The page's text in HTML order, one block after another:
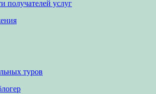
получателей услуг
туров